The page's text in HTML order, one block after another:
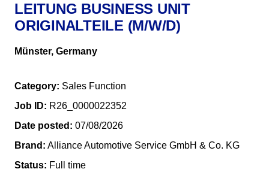
LEITUNG BUSINESS UNIT
ORIGINALTEILE (M/W/D)
Münster, Germany
Category Sales Function
Job ID
R26_0000022352
Date posted
07/08/2026
Brand
Alliance Automotive Service GmbH & Co. KG
Status
Full time